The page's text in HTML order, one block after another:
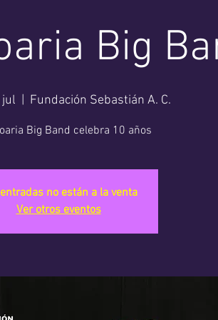
Big
jul Fundación Sebastián A. C.
Big Band celebra 10 años
no están a la venta
Ver otros eventos